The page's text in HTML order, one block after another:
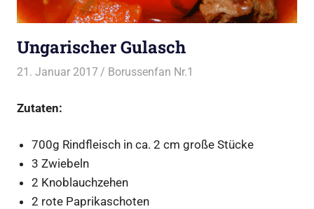
Ungarischer Gulasch
21. Januar 2017 Borussenfan Nr.1
Zutaten:
700g Rindfleisch in ca. 2 cm große Stücke
3 Zwiebeln
2 Knoblauchzehen
2 rote Paprikaschoten